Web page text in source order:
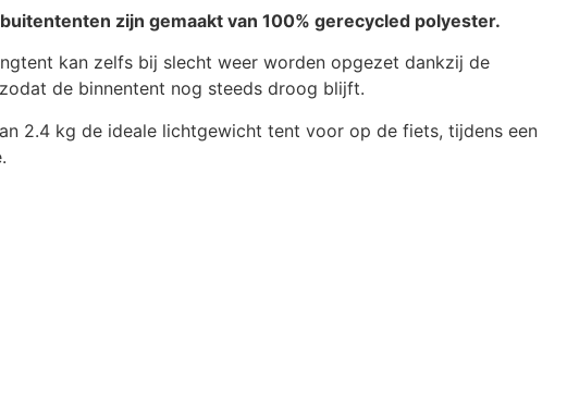
zijn gemaakt van 100% gerecycled polyester.
kan zelfs bij slecht weer worden opgezet dankzij de
de binnentent nog steeds droog blijft.
2.4 kg de ideale lichtgewicht tent voor op de fiets, tijdens een